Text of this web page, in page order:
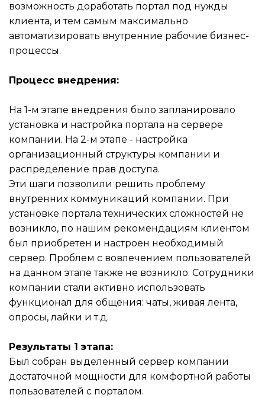
возможность доработать портал под нужды
клиента, и тем самым максимально
автоматизировать внутренние рабочие бизнес-
процессы.
Процесс внедрения:
На 1-м этапе внедрения было запланировало
установка и настройка портала на сервере
компании. На 2-м этапе - настройка
организационный структуры компании и
распределение прав доступа.
Эти шаги позволили решить проблему
внутренних коммуникаций компании. При
установке портала технических сложностей не
возникло, по нашим рекомендациям клиентом
был приобретен и настроен необходимый
сервер. Проблем с вовлечением пользователей
на данном этапе также не возникло. Сотрудники
компании стали активно использовать
функционал для общения: чаты, живая лента,
опросы, лайки и т.д.
Результаты 1 этапа:
Был собран выделенный сервер компании
достаточной мощности для комфортной работы
пользователей с порталом.